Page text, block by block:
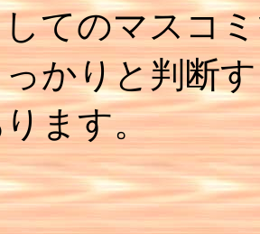
てのマスコ
かりと判断
ます。